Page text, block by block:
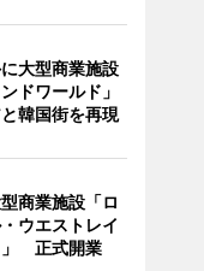
大型商業施設
ドワールド」
韓国街を再現
商業施設「ロ
ウエストレイ
」 正式開業